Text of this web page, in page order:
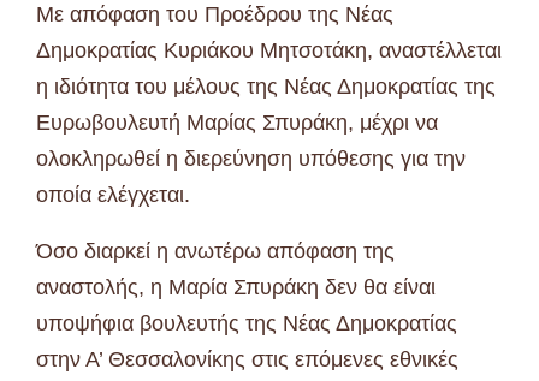
Με απόφαση του Προέδρου της Νέας
Δημοκρατίας Κυριάκου Μητσοτάκη, αναστέλλεται
η ιδιότητα του μέλους της Νέας Δημοκρατίας της
Ευρωβουλευτή Μαρίας Σπυράκη, μέχρι να
ολοκληρωθεί η διερεύνηση υπόθεσης για την
οποία ελέγχεται.
Όσο διαρκεί η ανωτέρω απόφαση της
αναστολής, η Μαρία Σπυράκη δεν θα είναι
υποψήφια βουλευτής της Νέας Δημοκρατίας
στην Α’ Θεσσαλονίκης στις επόμενες εθνικές